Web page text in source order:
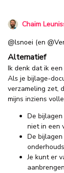
Chaim
@lsnoei (en
Alternatief
Ik denk dat ik
Als je bijlage-
verzameling zet,
mijns inziens
De
niet in een
De
Je kunt er